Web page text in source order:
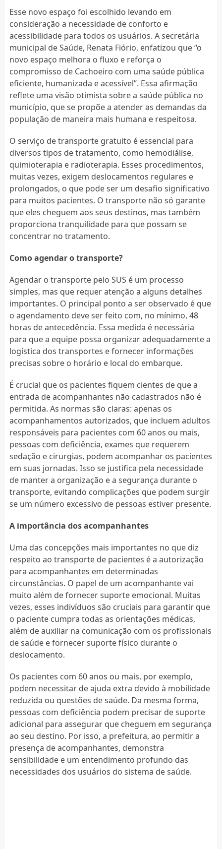
Esse novo espaço foi escolhido levando em
consideração a necessidade de conforto e
acessibilidade para todos os usuários. A secretária
municipal de Saúde, Renata Fiório, enfatizou que “o
novo espaço melhora o fluxo e reforça o
compromisso de Cachoeiro com uma saúde pública
eficiente, humanizada e acessível”. Essa afirmação
reflete uma visão otimista sobre a saúde pública no
município, que se propõe a atender as demandas da
população de maneira mais humana e respeitosa.
O serviço de transporte gratuito é essencial para
diversos tipos de tratamento, como hemodiálise,
quimioterapia e radioterapia. Esses procedimentos,
muitas vezes, exigem deslocamentos regulares e
prolongados, o que pode ser um desafio significativo
para muitos pacientes. O transporte não só garante
que eles cheguem aos seus destinos, mas também
proporciona tranquilidade para que possam se
concentrar no tratamento.
Como agendar o transporte?
Agendar o transporte pelo SUS é um processo
simples, mas que requer atenção a alguns detalhes
importantes. O principal ponto a ser observado é que
o agendamento deve ser feito com, no mínimo, 48
horas de antecedência. Essa medida é necessária
para que a equipe possa organizar adequadamente a
logística dos transportes e fornecer informações
precisas sobre o horário e local do embarque.
É crucial que os pacientes fiquem cientes de que a
entrada de acompanhantes não cadastrados não é
permitida. As normas são claras: apenas os
acompanhamentos autorizados, que incluem adultos
responsáveis para pacientes com 60 anos ou mais,
pessoas com deficiência, exames que requerem
sedação e cirurgias, podem acompanhar os pacientes
em suas jornadas. Isso se justifica pela necessidade
de manter a organização e a segurança durante o
transporte, evitando complicações que podem surgir
se um número excessivo de pessoas estiver presente.
A importância dos acompanhantes
Uma das concepções mais importantes no que diz
respeito ao transporte de pacientes é a autorização
para acompanhantes em determinadas
circunstâncias. O papel de um acompanhante vai
muito além de fornecer suporte emocional. Muitas
vezes, esses indivíduos são cruciais para garantir que
o paciente cumpra todas as orientações médicas,
além de auxiliar na comunicação com os profissionais
de saúde e fornecer suporte físico durante o
deslocamento.
Os pacientes com 60 anos ou mais, por exemplo,
podem necessitar de ajuda extra devido à mobilidade
reduzida ou questões de saúde. Da mesma forma,
pessoas com deficiência podem precisar de suporte
adicional para assegurar que cheguem em segurança
ao seu destino. Por isso, a prefeitura, ao permitir a
presença de acompanhantes, demonstra
sensibilidade e um entendimento profundo das
necessidades dos usuários do sistema de saúde.